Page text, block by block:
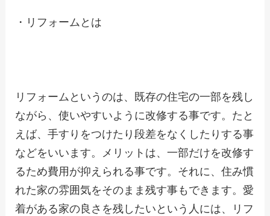
・リフォームとは
リフォームというのは、既存の住宅の一部を残し
ながら、使いやすいように改修する事です。たと
えば、手すりをつけたり段差をなくしたりする事
などをいいます。メリットは、一部だけを改修す
るため費用が抑えられる事です。それに、住み慣
れた家の雰囲気をそのまま残す事もできます。愛
着がある家の良さを残したいという人には、リフ